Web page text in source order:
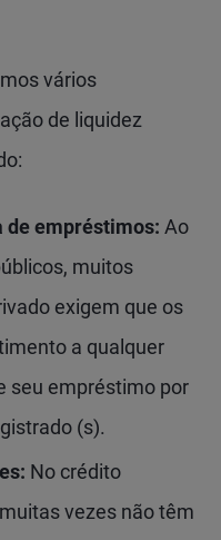
vários
de liquidez
de empréstimos: Ao
muitos
exigem que os
a qualquer
seu empréstimo por
(s).
No crédito
vezes não têm